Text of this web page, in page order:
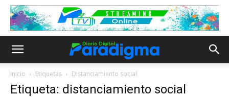
Inicio Etiquetas Distanciamiento social
Etiqueta: distanciamiento social